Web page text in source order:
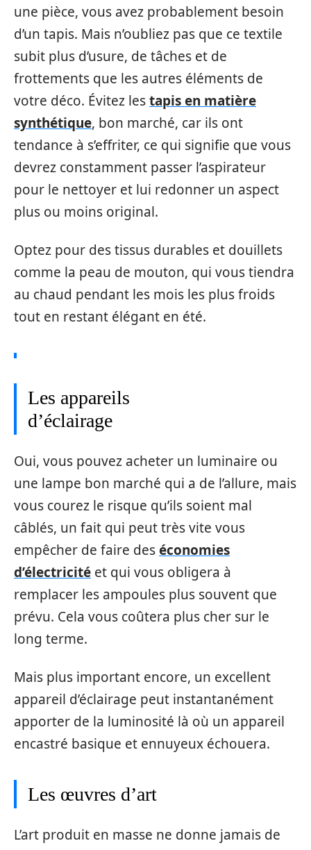
une pièce, vous avez probablement besoin
d’un tapis. Mais n’oubliez pas que ce textile
subit plus d’usure, de tâches et de
frottements que les autres éléments de
votre déco. Évitez lestapis en matière
synthétique, bon marché, car ils ont
tendance à s’effriter, ce qui signifie que vous
devrez constamment passer l’aspirateur
pour le nettoyer et lui redonner un aspect
plus ou moins original.
Optez pour des tissus durables et douillets
comme la peau de mouton, qui vous tiendra
au chaud pendant les mois les plus froids
tout en restant élégant en été.
Les appareils
d’éclairage
Oui, vous pouvez acheter un luminaire ou
une lampe bon marché qui a de l’allure, mais
vous courez le risque qu’ils soient mal
câblés, un fait qui peut très vite vous
empêcher de faire deséconomies
d’électricité et qui vous obligera à
remplacer les ampoules plus souvent que
prévu. Cela vous coûtera plus cher sur le
long terme.
Mais plus important encore, un excellent
appareil d’éclairage peut instantanément
apporter de la luminosité là où un appareil
encastré basique et ennuyeux échouera.
Les œuvres d’art
L’art produit en masse ne donne jamais de